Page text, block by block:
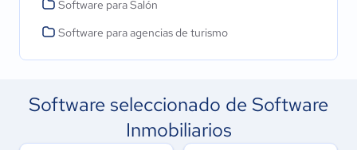
Software para Salón
Software para agencias de turismo
Software seleccionado de Software
Inmobiliarios